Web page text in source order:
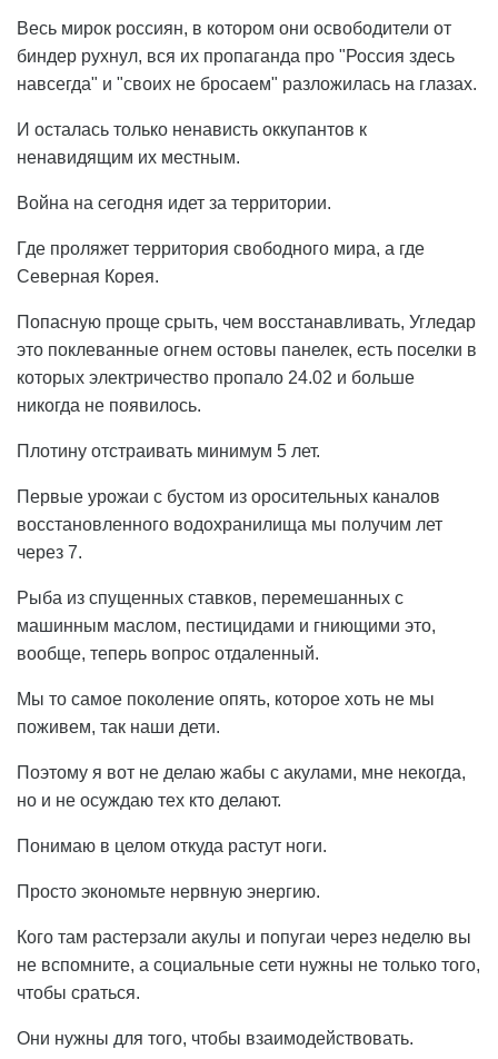
Весь мирок россиян, в котором они освободители от
биндер рухнул, вся их пропаганда про "Россия здесь
навсегда" и "своих не бросаем" разложилась на глазах.
И осталась только ненависть оккупантов к
ненавидящим их местным.
Война на сегодня идет за территории.
Где проляжет территория свободного мира, а где
Северная Корея.
Попасную проще срыть, чем восстанавливать, Угледар
это поклеванные огнем остовы панелек, есть поселки в
которых электричество пропало 24.02 и больше
никогда не появилось.
Плотину отстраивать минимум 5 лет.
Первые урожаи с бустом из оросительных каналов
восстановленного водохранилища мы получим лет
через 7.
Рыба из спущенных ставков, перемешанных с
машинным маслом, пестицидами и гниющими это,
вообще, теперь вопрос отдаленный.
Мы то самое поколение опять, которое хоть не мы
поживем, так наши дети.
Поэтому я вот не делаю жабы с акулами, мне некогда,
но и не осуждаю тех кто делают.
Понимаю в целом откуда растут ноги.
Просто экономьте нервную энергию.
Кого там растерзали акулы и попугаи через неделю вы
не вспомните, а социальные сети нужны не только того,
чтобы сраться.
Они нужны для того, чтобы взаимодействовать.